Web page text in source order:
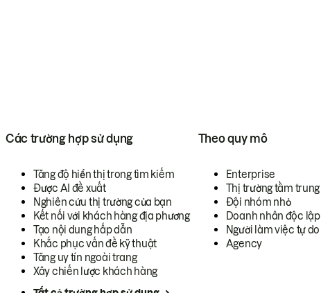
Các trường hợp sử dụng
Tăng độ hiển thị trong tìm kiếm
Được AI đề xuất
Nghiên cứu thị trường của bạn
Kết nối với khách hàng địa phương
Tạo nội dung hấp dẫn
Khắc phục vấn đề kỹ thuật
Tăng uy tín ngoài trang
Xây chiến lược khách hàng
Theo quy mô
Enterprise
Thị trường tầm trung
Đội nhóm nhỏ
Doanh nhân độc lập
Người làm việc tự do
Agency